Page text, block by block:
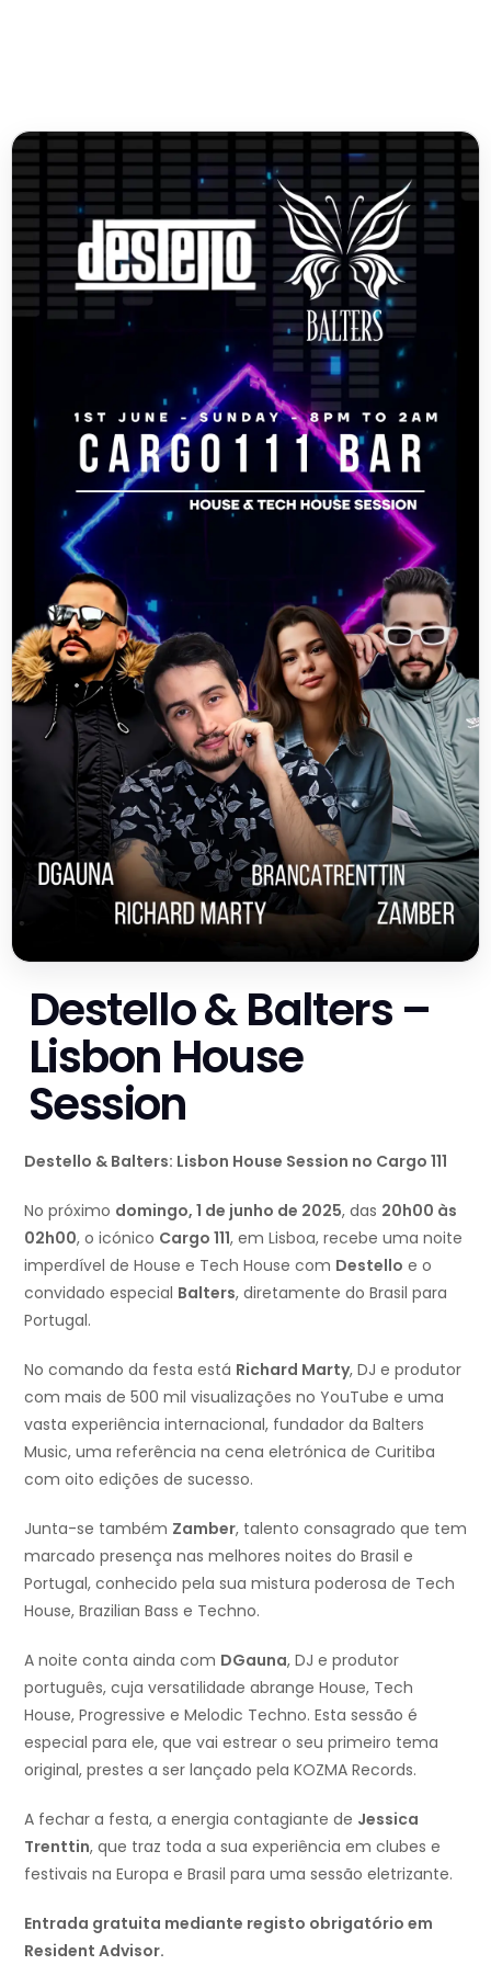
Destello & Balters –
Lisbon House
Session
Destello & Balters: Lisbon House Session no Cargo 111
No próximo domingo, 1 de junho de 2025, das 20h00 às
02h00, o icónico Cargo 111, em Lisboa, recebe uma noite
imperdível de House e Tech House com Destello e o
convidado especial Balters, diretamente do Brasil para
Portugal.
No comando da festa está Richard Marty, DJ e produtor
com mais de 500 mil visualizações no YouTube e uma
vasta experiência internacional, fundador da Balters
Music, uma referência na cena eletrónica de Curitiba
com oito edições de sucesso.
Junta-se também Zamber, talento consagrado que tem
marcado presença nas melhores noites do Brasil e
Portugal, conhecido pela sua mistura poderosa de Tech
House, Brazilian Bass e Techno.
A noite conta ainda com DGauna, DJ e produtor
português, cuja versatilidade abrange House, Tech
House, Progressive e Melodic Techno. Esta sessão é
especial para ele, que vai estrear o seu primeiro tema
original, prestes a ser lançado pela KOZMA Records.
A fechar a festa, a energia contagiante de Jessica
Trenttin, que traz toda a sua experiência em clubes e
festivais na Europa e Brasil para uma sessão eletrizante.
Entrada gratuita mediante registo obrigatório em
Resident Advisor.